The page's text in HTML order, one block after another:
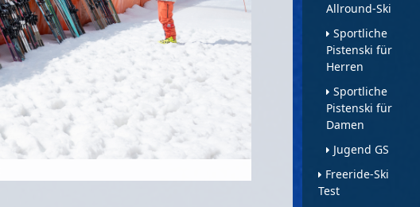
Allround-Ski
Sportliche
Pistenski für
Herren
Sportliche
Pistenski für
Damen
Jugend GS
Freeride-Ski
Test